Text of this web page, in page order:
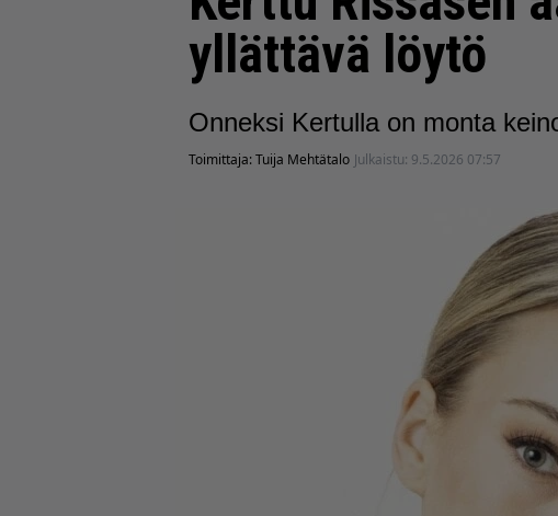
yllättävä löytö
Onneksi Kertulla on monta
Toimittaja:Tuija Mehtätalo Julkaistu: 9.5.2026 07:57